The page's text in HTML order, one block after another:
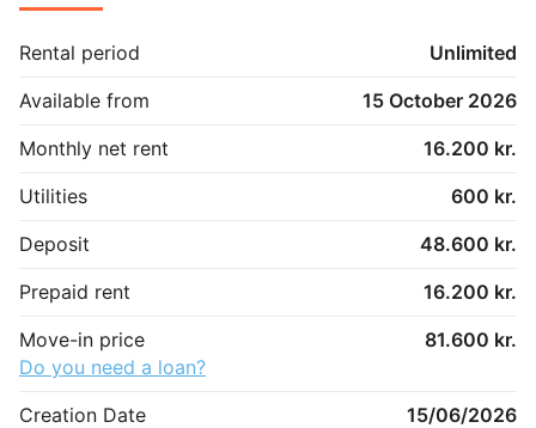
Rental period
Unlimited
Available from
15 October 2026
Monthly net rent
16.200 kr.
Utilities
600 kr.
Deposit
48.600 kr.
Prepaid rent
16.200 kr.
Move-in price
81.600 kr.
Do you need a loan?
Creation Date
15/06/2026